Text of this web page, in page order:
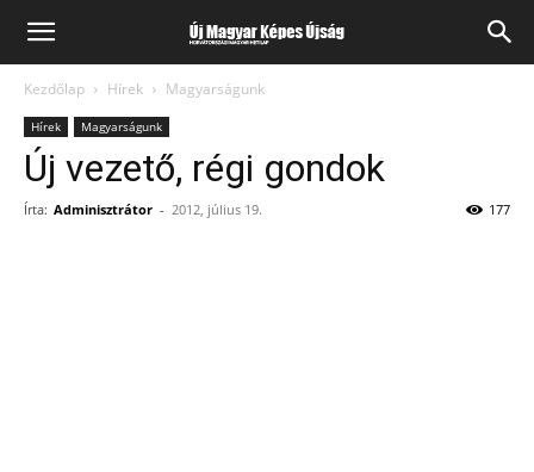
Kezdőlap Hírek Magyarságunk
Hírek Magyarságunk
Új vezető, régi gondok
Írta: Adminisztrátor - 2012, július 19. 177